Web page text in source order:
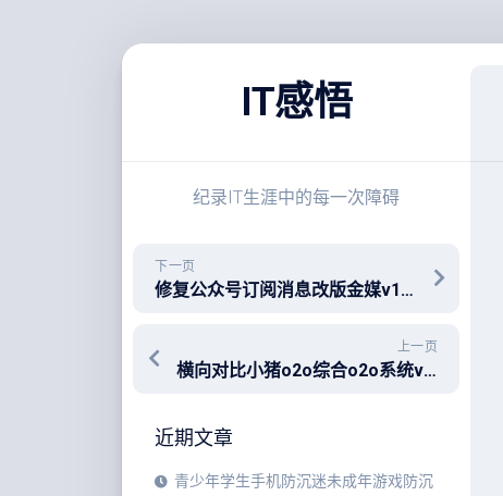
IT感悟
纪录IT生涯中的每一次障碍
下一页
修复公众号订阅消息改版金媒v10.3_v10.4和奥壹oelove 10.1处理方式有不同
上一页
横向对比小猪o2o综合o2o系统v24.1双系统版与万岳外卖系统功能性评测
近期文章
青少年学生手机防沉迷未成年游戏防沉